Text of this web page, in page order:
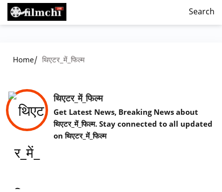
Search
Home/ थिएटर_में_फिल्म
थिएटर_में_फिल्म
Get Latest News, Breaking News about
थिएटर_में_फिल्म. Stay connected to all updated
on थिएटर_में_फिल्म